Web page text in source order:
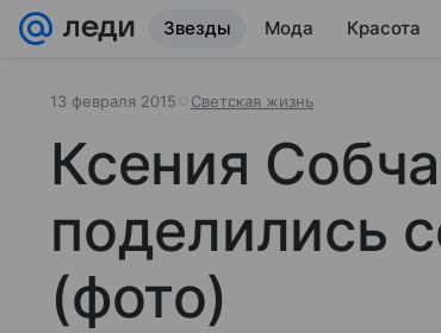
Звезды Мода Красота
13 февраля 2015 Светская жизнь
Ксения
поделились
(фото)